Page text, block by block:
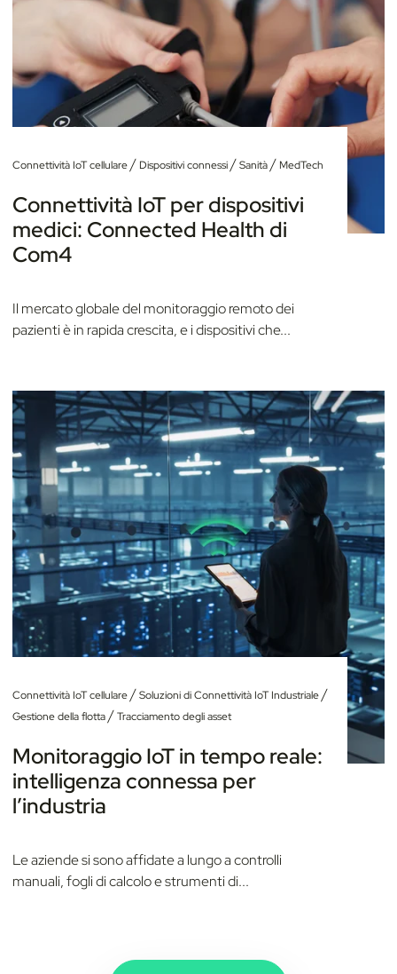
Connettività IoT cellulare/ Dispositivi connessi/Sanità/ MedTech
Connettività IoT per dispositivi
medici: Connected Health di
Com4
Il mercato globale del monitoraggio remoto dei
pazienti è in rapida crescita, e i dispositivi che...
Connettività IoT cellulare/Soluzioni di Connettività IoT Industriale/
Gestione della flotta/Tracciamento degli asset
Monitoraggio IoT in tempo reale:
intelligenza connessa per
l’industria
Le aziende si sono affidate a lungo a controlli
manuali, fogli di calcolo e strumenti di...